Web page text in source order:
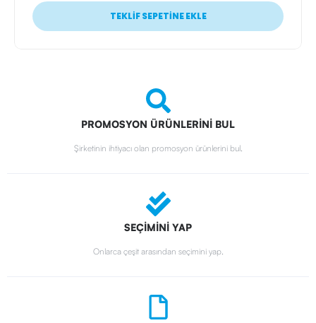
TEKLİF SEPETİNE EKLE
PROMOSYON ÜRÜNLERİNİ BUL
Şirketinin ihtiyacı olan promosyon ürünlerini bul.
SEÇİMİNİ YAP
Onlarca çeşit arasından seçimini yap.